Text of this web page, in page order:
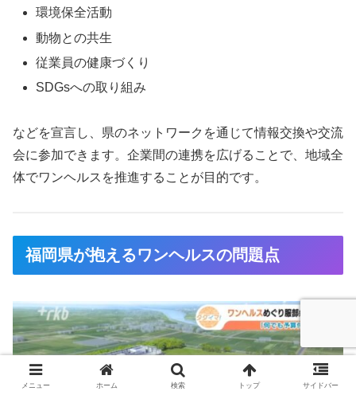
環境保全活動
動物との共生
従業員の健康づくり
SDGsへの取り組み
などを宣言し、県のネットワークを通じて情報交換や交流
会に参加できます。企業間の連携を広げることで、地域全
体でワンヘルスを推進することが目的です。
福岡県が抱えるワンヘルスの問題点
メニュー ホーム 検索 トップ サイドバー